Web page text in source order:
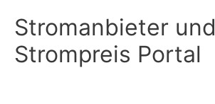
Inhalt
springen
Stromanbieter und
Strompreis Portal